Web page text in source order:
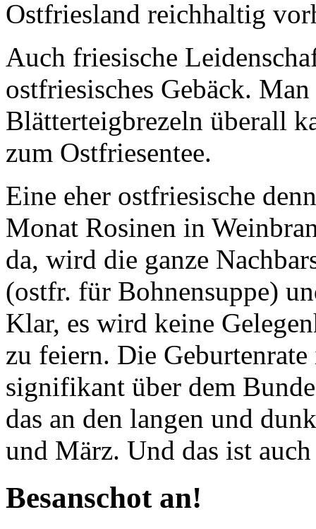
Ostfriesland reichhaltig
Auch friesische
ostfriesisches Gebäck.
Blätterteigbrezeln überall
zum Ostfriesentee.
Eine eher ostfriesische
Monat Rosinen in
da, wird die ganze
(ostfr. für Bohnensuppe)
Klar, es wird keine
zu feiern. Die
signifikant über dem
das an den langen und
und März. Und das ist
Besanschot an!